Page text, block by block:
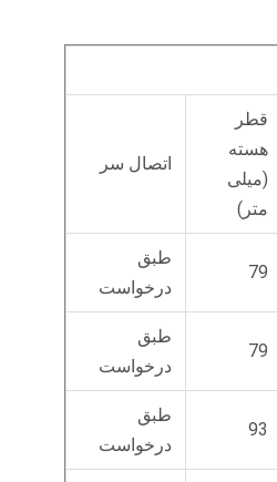
قطر
هسته
(میلی
متر)
اتصال سر
79
طبق
درخواست
79
طبق
درخواست
93
طبق
درخواست